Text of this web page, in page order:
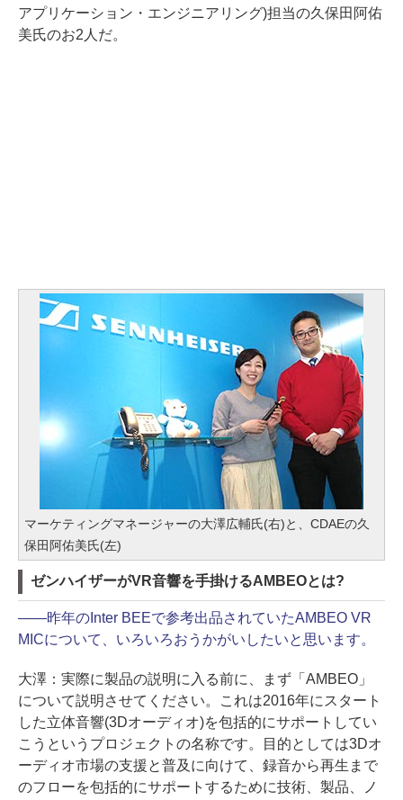
アプリケーション・エンジニアリング)担当の久保田阿佑
美氏のお2人だ。
マーケティングマネージャーの大澤広輔氏(右)と、CDAEの久
保田阿佑美氏(左)
ゼンハイザーがVR音響を手掛けるAMBEOとは?
――昨年のInter BEEで参考出品されていたAMBEO VR
MICについて、いろいろおうかがいしたいと思います。
大澤： 実際に製品の説明に入る前に、まず「AMBEO」
について説明させてください。これは2016年にスタート
した立体音響(3Dオーディオ)を包括的にサポートしてい
こうというプロジェクトの名称です。目的としては3Dオ
ーディオ市場の支援と普及に向けて、録音から再生まで
のフローを包括的にサポートするために技術、製品、ノ